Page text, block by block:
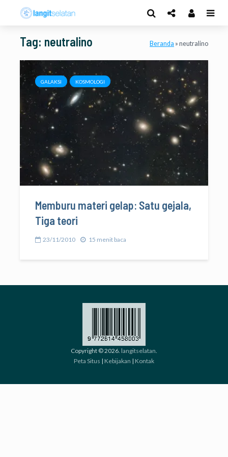
Tag: neutralino Beranda » neutralino
GALAKSI KOSMOLOGI
Memburu materi gelap: Satu gejala,
Tiga teori
23/11/2010 15 menit baca
Copyright © 2026. langitselatan.
Peta Situs | Kebijakan | Kontak